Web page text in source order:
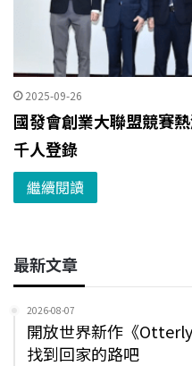
2025-09-26
國發會創業大聯盟競賽
千人登錄
繼續閱讀
最新文章
2026-08-07
開放世界新作《
找到回家的路吧